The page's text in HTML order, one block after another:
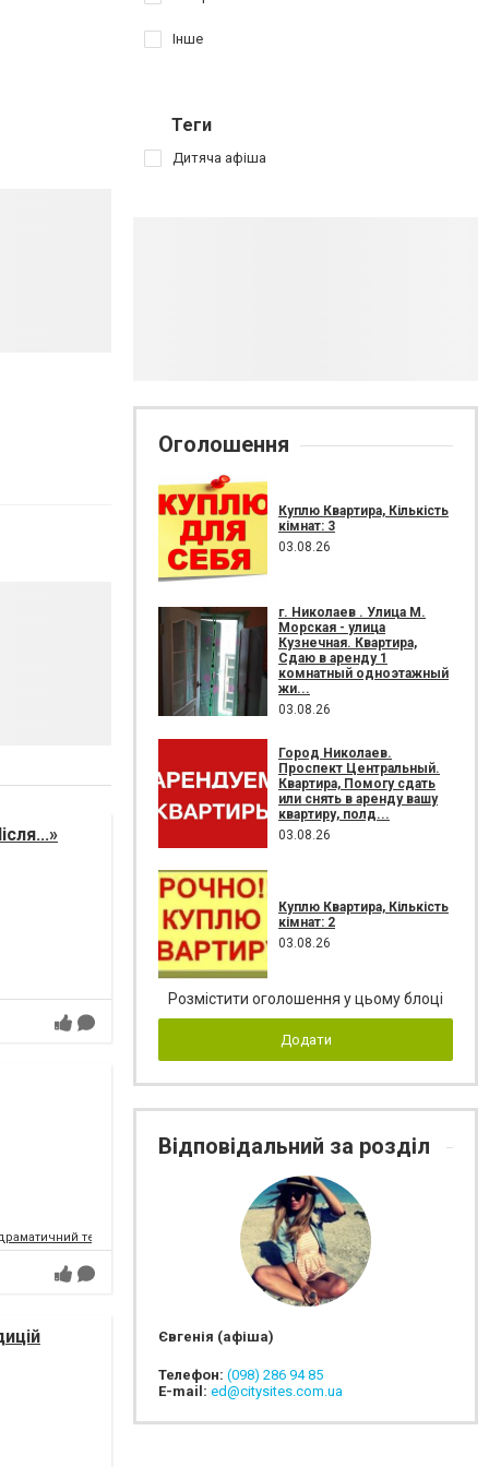
театр
Інше
Теги
Дитяча афіша
Оголошення
Куплю Квартира, Кількість
кімнат: 3
03.08.26
г. Николаев . Улица М.
Морская - улица
Кузнечная. Квартира,
Сдаю в аренду 1
комнатный одноэтажный
жи...
03.08.26
Город Николаев.
Проспект Центральный.
Квартира, Помогу сдать
или снять в аренду вашу
квартиру, полд...
03.08.26
Куплю Квартира, Кількість
кімнат: 2
03.08.26
Розмістити оголошення у цьому блоці
Додати
Відповідальний за розділ
Євгенія (афіша)
Телефон: (098) 286 94 85
E-mail: ed@citysites.com.ua